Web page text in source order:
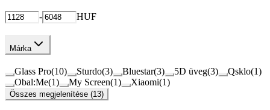
- HUF
Márka
Glass Pro(10) Sturdo(3) Bluestar(3) 5D üveg(3) Qsklo(1)
Obal:Me(1) My Screen(1) Xiaomi(1)
Összes megjelenítése (13)